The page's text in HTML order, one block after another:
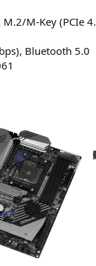
M-Key (PCIe
Bluetooth 5.0